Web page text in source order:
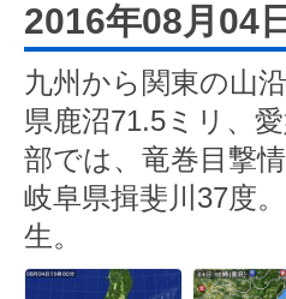
2016年08月04
九州から関東の山
県鹿沼71.5ミリ、
部では、竜巻目撃
岐阜県揖斐川37度
生。